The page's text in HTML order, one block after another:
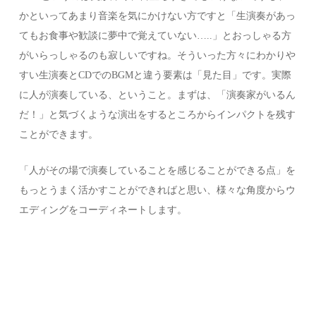
かといってあまり音楽を気にかけない方ですと「生演奏があっ
てもお食事や歓談に夢中で覚えていない…..」とおっしゃる方
がいらっしゃるのも寂しいですね。そういった方々にわかりや
すい生演奏とCDでのBGMと違う要素は「見た目」です。実際
に人が演奏している、ということ。まずは、「演奏家がいるん
だ！」と気づくような演出をするところからインパクトを残す
ことができます。
「人がその場で演奏していることを感じることができる点」を
もっとうまく活かすことができればと思い、様々な角度からウ
エディングをコーディネートします。